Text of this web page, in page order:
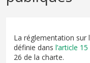
La réglementation sur
définie dans l’article
26 de la charte.